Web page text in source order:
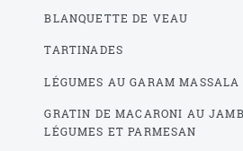
BLANQUETTE DE VEAU
TARTINADES
LÉGUMES AU GARAM MASSALA
GRATIN DE MACARONI AU
LÉGUMES ET PARMESAN